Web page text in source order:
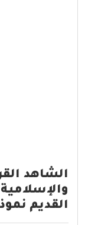
الشاهد
القديم